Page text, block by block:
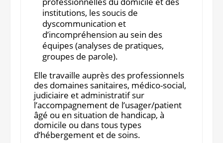
institutions, les soucis de
dyscommunication et
d’incompréhension au sein des
équipes (analyses de pratiques,
groupes de parole).
Elle travaille auprès des professionnels
des domaines sanitaires, médico-social,
judiciaire et administratif sur
l’accompagnement de l’usager/patient
âgé ou en situation de handicap, à
domicile ou dans tous types
d’hébergement et de soins.